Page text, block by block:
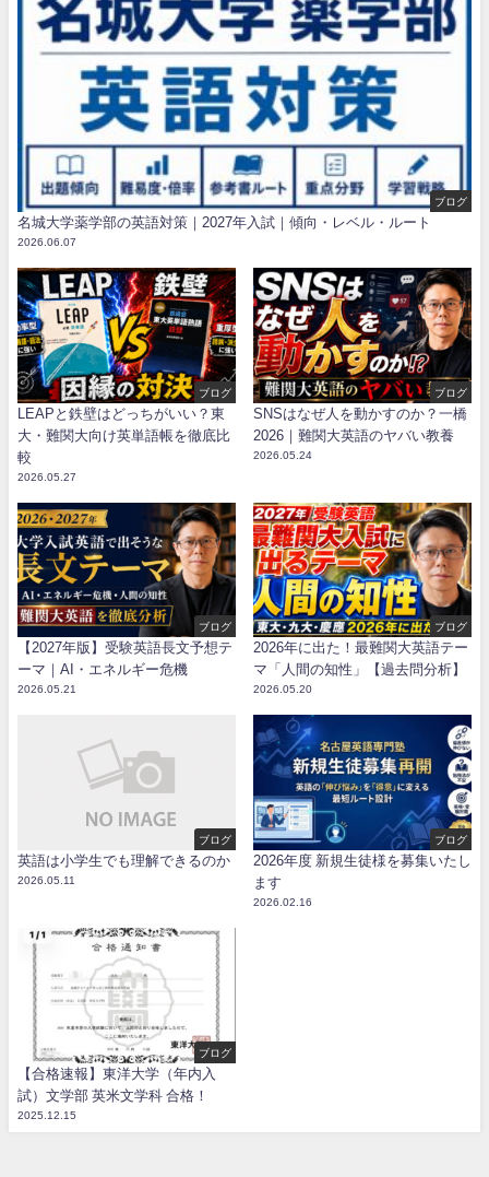
ブログ
名城大学薬学部の英語対策｜2027年入試｜傾向・レベル・ルート
2026.06.07
ブログ
LEAPと鉄壁はどっちがいい？東
大・難関大向け英単語帳を徹底比
較
2026.05.27
ブログ
SNSはなぜ人を動かすのか？一橋
2026｜難関大英語のヤバい教養
2026.05.24
ブログ
【2027年版】受験英語長文予想テ
ーマ｜AI・エネルギー危機
2026.05.21
ブログ
2026年に出た！最難関大英語テー
マ「人間の知性」【過去問分析】
2026.05.20
ブログ
英語は小学生でも理解できるのか
2026.05.11
ブログ
2026年度 新規生徒様を募集いたし
ます
2026.02.16
ブログ
【合格速報】東洋大学（年内入
試）文学部 英米文学科 合格！
2025.12.15